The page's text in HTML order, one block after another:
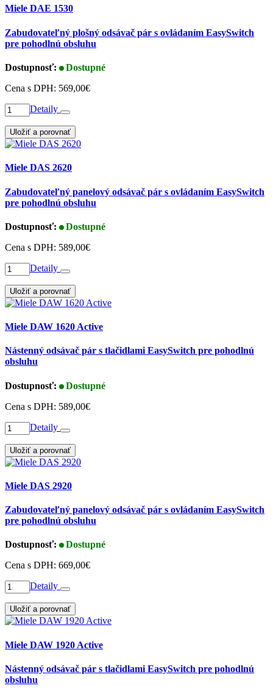
Miele DAE 1530
Zabudovateľný plošný odsávač pár s ovládaním EasySwitch
pre pohodlnú obsluhu
Dostupnosť:
Dostupné
Cena s DPH: 569,00€
Detaily
Uložiť a porovnať
Miele DAS 2620
Zabudovateľný panelový odsávač pár s ovládaním EasySwitch
pre pohodlnú obsluhu
Dostupnosť:
Dostupné
Cena s DPH: 589,00€
Detaily
Uložiť a porovnať
Miele DAW 1620 Active
Nástenný odsávač pár s tlačidlami EasySwitch pre pohodlnú
obsluhu
Dostupnosť:
Dostupné
Cena s DPH: 589,00€
Detaily
Uložiť a porovnať
Miele DAS 2920
Zabudovateľný panelový odsávač pár s ovládaním EasySwitch
pre pohodlnú obsluhu
Dostupnosť:
Dostupné
Cena s DPH: 669,00€
Detaily
Uložiť a porovnať
Miele DAW 1920 Active
Nástenný odsávač pár s tlačidlami EasySwitch pre pohodlnú
obsluhu